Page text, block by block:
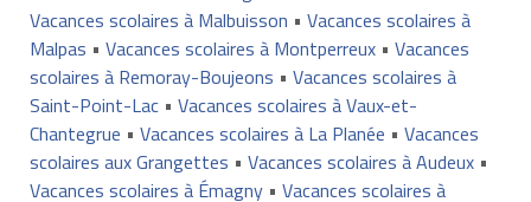
Vacances scolaires à Malbuisson • Vacances scolaires à
Malpas • Vacances scolaires à Montperreux• Vacances
scolaires à Remoray-Boujeons • Vacances scolaires à
Saint-Point-Lac• Vacances scolaires à Vaux-et-
Chantegrue • Vacances scolaires à La Planée • Vacances
scolaires aux Grangettes • Vacances scolaires à Audeux•
Vacances scolaires à Émagny• Vacances scolaires à